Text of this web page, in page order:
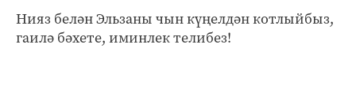
Нияз белән Эльзаны чын күңелдән котлыйбыз,
гаилә бәхете, иминлек телибез!